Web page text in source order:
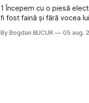
1 Începem cu o piesă
fi fost faină și fără vocea
Castles, o formație cu
By Bogdan BUCUR 05 aug.